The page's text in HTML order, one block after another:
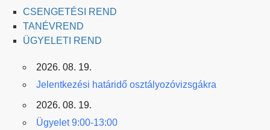
CSENGETÉSI REND
TANÉVREND
ÜGYELETI REND
2026. 08. 19.
Jelentkezési határidő osztályozóvizsgákra
2026. 08. 19.
Ügyelet 9:00-13:00